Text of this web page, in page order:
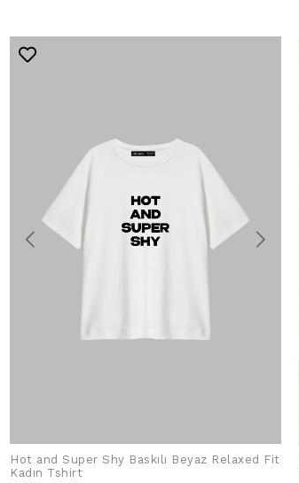
SEPETE EKLE
Hot and Super Shy Baskılı Beyaz Relaxed Fit
Kadın Tshirt